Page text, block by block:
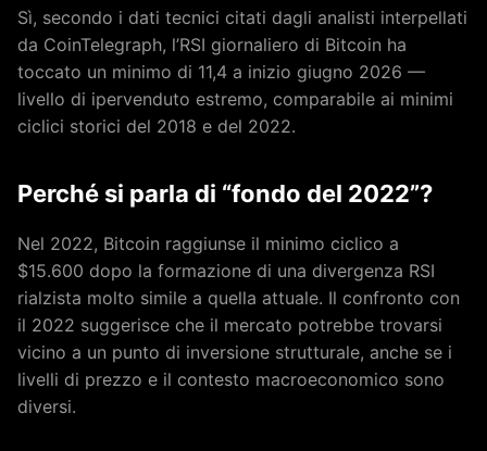
Sì, secondo i dati tecnici citati dagli analisti interpellati
da CoinTelegraph, l’RSI giornaliero di Bitcoin ha
toccato un minimo di 11,4 a inizio giugno 2026 —
livello di ipervenduto estremo, comparabile ai minimi
ciclici storici del 2018 e del 2022.
Perché si parla di “fondo del 2022”?
Nel 2022, Bitcoin raggiunse il minimo ciclico a
$15.600 dopo la formazione di una divergenza RSI
rialzista molto simile a quella attuale. Il confronto con
il 2022 suggerisce che il mercato potrebbe trovarsi
vicino a un punto di inversione strutturale, anche se i
livelli di prezzo e il contesto macroeconomico sono
diversi.